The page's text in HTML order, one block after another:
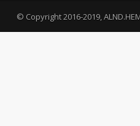
© Copyright 2016-2019,